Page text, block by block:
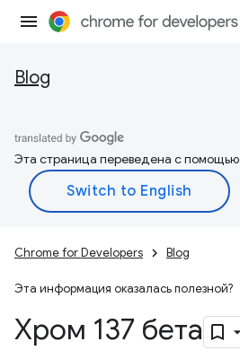
Blog
Эта страница переведена с помощью
Chrome for Developers Blog
Эта информация оказалась полезной?
Хром 137 бета